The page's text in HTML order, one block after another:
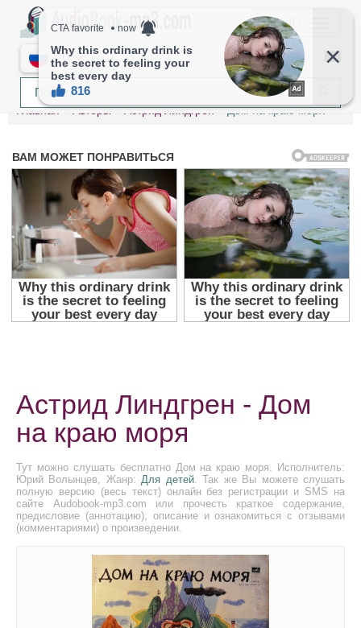
МЕНЮ
RU
Главная Авторы Астрид Линдгрен Дом на краю моря
Астрид Линдгрен - Дом
на краю моря
Тут можно слушать бесплатно Дом на краю моря. Исполнитель:
Юрий Волынцев, Жанр:Для детей. Так же Вы можете слушать
полную версию (весь текст) онлайн без регистрации и SMS на
сайте Audobook-mp3.com или прочесть краткое содержание,
предисловие (аннотацию), описание и ознакомиться с отзывами
(комментариями) о произведении.